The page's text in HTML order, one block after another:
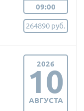
09:00
264890 руб.
2026
10
АВГУСТА